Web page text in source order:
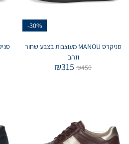
-30%
סניקרס MANOU מעוצבות בצבע שחור
וזהב
₪450
₪315